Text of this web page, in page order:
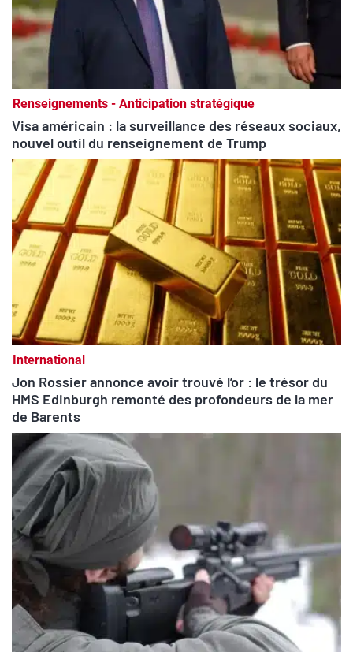
Renseignements - Anticipation stratégique
Visa américain : la surveillance des réseaux sociaux,
nouvel outil du renseignement de Trump
International
Jon Rossier annonce avoir trouvé l’or : le trésor du
HMS Edinburgh remonté des profondeurs de la mer
de Barents